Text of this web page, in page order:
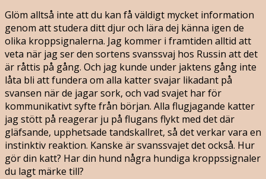
Glöm alltså inte att du kan få väldigt mycket information
genom att studera ditt djur och lära dej känna igen de
olika kroppsignalerna. Jag kommer i framtiden alltid att
veta när jag ser den sortens svanssvaj hos Russin att det
är råttis på gång. Och jag kunde under jaktens gång inte
låta bli att fundera om alla katter svajar likadant på
svansen när de jagar sork, och vad svajet har för
kommunikativt syfte från början. Alla flugjagande katter
jag stött på reagerar ju på flugans flykt med det där
gläfsande, upphetsade tandskallret, så det verkar vara en
instinktiv reaktion. Kanske är svanssvajet det också. Hur
gör din katt? Har din hund några hundiga kroppssignaler
du lagt märke till?